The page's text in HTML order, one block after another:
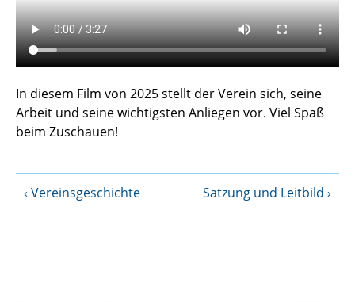
In diesem Film von 2025 stellt der Verein sich, seine
Arbeit und seine wichtigsten Anliegen vor. Viel Spaß
beim Zuschauen!
Vereinsgeschichte Satzung und Leitbild